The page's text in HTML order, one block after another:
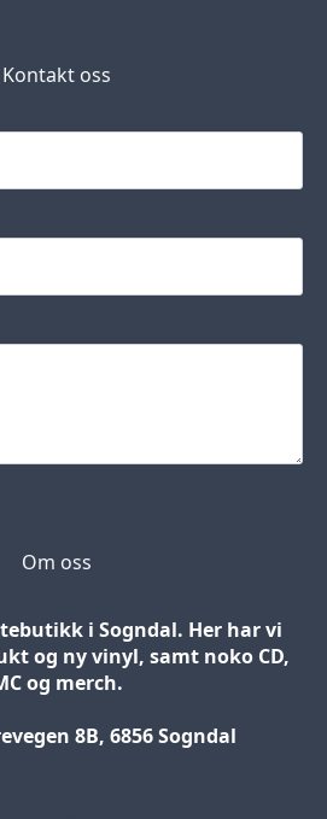
Kontakt oss
Om oss
i Sogndal. Her har vi
og ny vinyl, samt noko CD,
og merch.
8B, 6856 Sogndal